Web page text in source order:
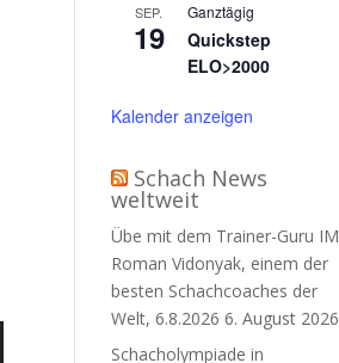
SEP.
19
Ganztägig
Quickstep
ELO>2000
Kalender anzeigen
Schach News
weltweit
Übe mit dem Trainer-Guru IM
Roman Vidonyak, einem der
besten Schachcoaches der
Welt, 6.8.2026 6. August 2026
Schacholympiade in